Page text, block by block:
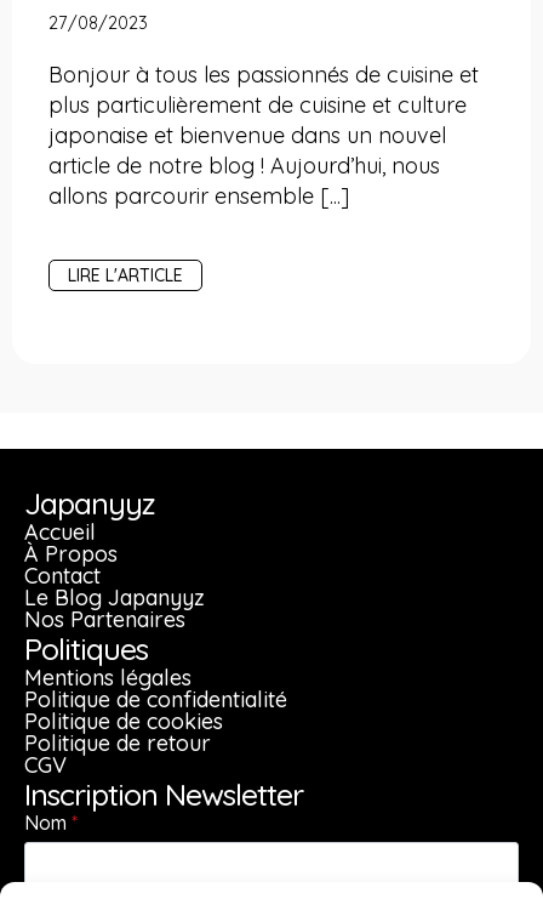
27/08/2023
Bonjour à tous les passionnés de cuisine et
plus particulièrement de cuisine et culture
japonaise et bienvenue dans un nouvel
article de notre blog ! Aujourd’hui, nous
allons parcourir ensemble [...]
LIRE L'ARTICLE
Japanyyz
Accueil
À Propos
Contact
Le Blog Japanyyz
Nos Partenaires
Politiques
Mentions légales
Politique de confidentialité
Politique de cookies
Politique de retour
CGV
Inscription Newsletter
Nom *